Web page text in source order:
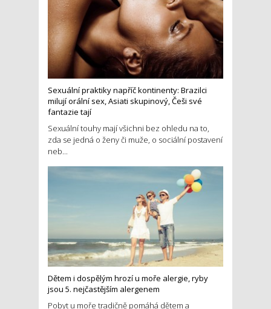
Sexuální praktiky napříč kontinenty: Brazilci
milují orální sex, Asiati skupinový, Češi své
fantazie tají
Sexuální touhy mají všichni bez ohledu na to,
zda se jedná o ženy či muže, o sociální postavení
neb...
Dětem i dospělým hrozí u moře alergie, ryby
jsou 5. nejčastějším alergenem
Pobyt u moře tradičně pomáhá dětem a